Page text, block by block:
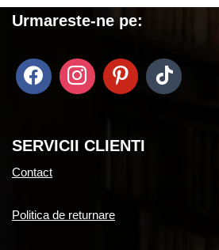
Urmareste-ne pe:
SERVICII CLIENTI
Contact
Politica de returnare